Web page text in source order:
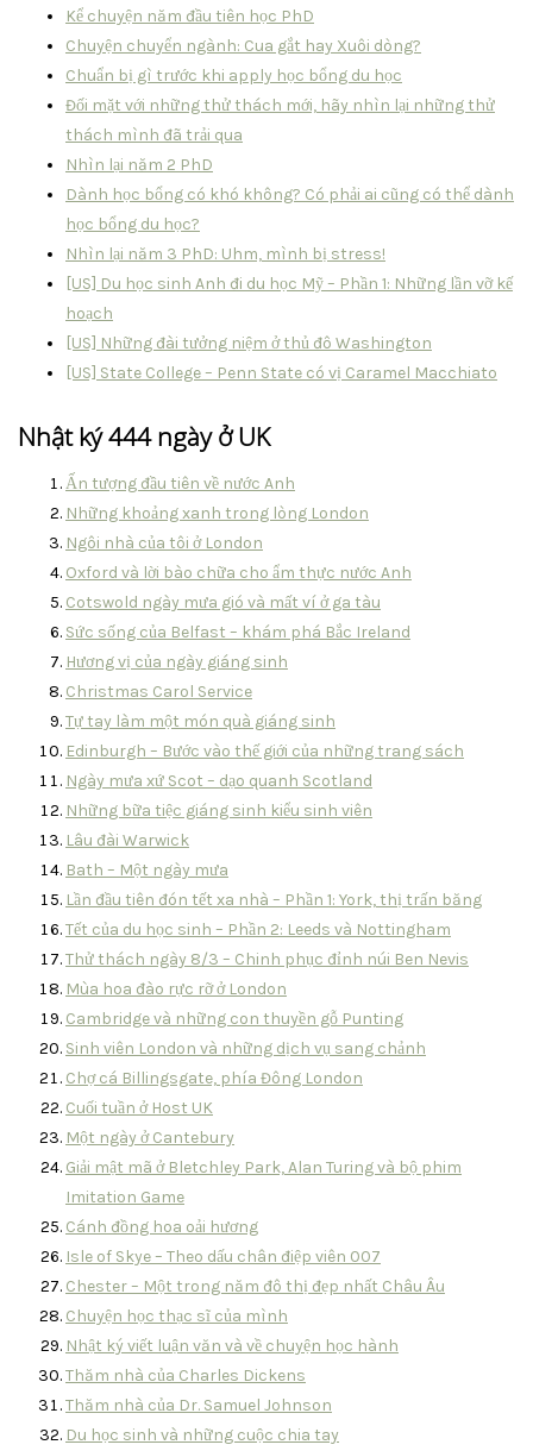
Kể chuyện năm đầu tiên học PhD
Chuyện chuyển ngành: Cua gắt hay Xuôi dòng?
Chuẩn bị gì trước khi apply học bổng du học
Đối mặt với những thử thách mới, hãy nhìn lại những thử
thách mình đã trải qua
Nhìn lại năm 2 PhD
Dành học bổng có khó không? Có phải ai cũng có thể dành
học bổng du học?
Nhìn lại năm 3 PhD: Uhm, mình bị stress!
[US] Du học sinh Anh đi du học Mỹ – Phần 1: Những lần vỡ kế
hoạch
[US] Những đài tưởng niệm ở thủ đô Washington
[US] State College – Penn State có vị Caramel Macchiato
Nhật ký 444 ngày ở UK
Ấn tượng đầu tiên về nước Anh
Những khoảng xanh trong lòng London
Ngôi nhà của tôi ở London
Oxford và lời bào chữa cho ẩm thực nước Anh
Cotswold ngày mưa gió và mất ví ở ga tàu
Sức sống của Belfast – khám phá Bắc Ireland
Hương vị của ngày giáng sinh
Christmas Carol Service
Tự tay làm một món quà giáng sinh
Edinburgh – Bước vào thế giới của những trang sách
Ngày mưa xứ Scot – dạo quanh Scotland
Những bữa tiệc giáng sinh kiểu sinh viên
Lâu đài Warwick
Bath – Một ngày mưa
Lần đầu tiên đón tết xa nhà – Phần 1: York, thị trấn băng
Tết của du học sinh – Phần 2: Leeds và Nottingham
Thử thách ngày 8/3 – Chinh phục đỉnh núi Ben Nevis
Mùa hoa đào rực rỡ ở London
Cambridge và những con thuyền gỗ Punting
Sinh viên London và những dịch vụ sang chảnh
Chợ cá Billingsgate, phía Đông London
Cuối tuần ở Host UK
Một ngày ở Cantebury
Giải mật mã ở Bletchley Park, Alan Turing và bộ phim
Imitation Game
Cánh đồng hoa oải hương
Isle of Skye – Theo dấu chân điệp viên 007
Chester – Một trong năm đô thị đẹp nhất Châu Âu
Chuyện học thạc sĩ của mình
Nhật ký viết luận văn và về chuyện học hành
Thăm nhà của Charles Dickens
Thăm nhà của Dr. Samuel Johnson
Du học sinh và những cuộc chia tay